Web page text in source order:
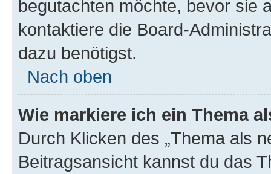
begutachten möchte, bevor sie
kontaktiere die Board-
dazu benötigst.
Nach oben
Wie markiere ich ein Thema
Durch Klicken des „Thema als
Beitragsansicht kannst du das